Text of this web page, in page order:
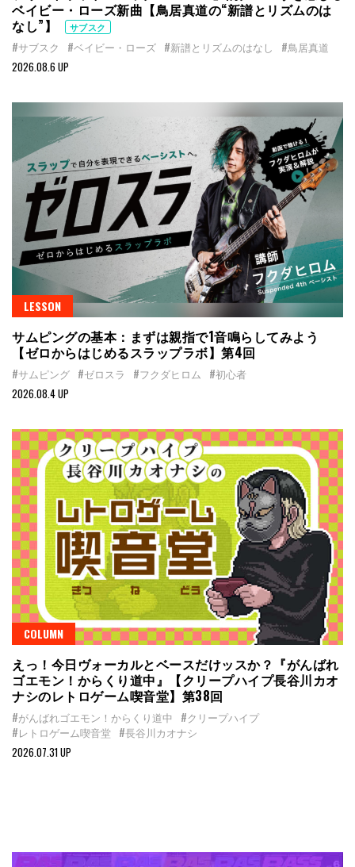
ベイビー・ローズ新曲【鳥居真道の“新譜とリズムのは
なし”】
サブスク
#サブスク #ベイビー・ローズ #新譜とリズムのはなし
#鳥居真道
2026.08.6 UP
LESSON
サムピングの基本：まずは親指で1音鳴らしてみよう
【ゼロからはじめるスラップラボ】第4回
#サムピング #ゼロスラ #フクダヒロム #初心者
2026.08.4 UP
COLUMN
えっ！今日ヴォーカルとベースだけッスか？『がんばれ
ゴエモン！からくり道中』【クリープハイプ長谷川カオ
ナシのレトロゲーム喫音堂】第38回
#がんばれゴエモン！からくり道中 #クリープハイプ
#レトロゲーム喫音堂 #長谷川カオナシ
2026.07.31 UP